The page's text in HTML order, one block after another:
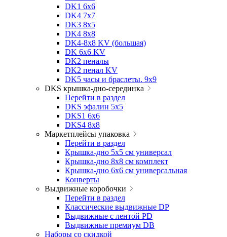
DK1 6x6
DK4 7х7
DK3 8x5
DK4 8x8
DK4-8x8 KV (большая)
DK 6х6 KV
DK2 пеналы
DK2 пенал KV
DK5 часы и браслеты. 9x9
DKS крышка-дно-серединка
Перейти в раздел
DKS эфалин 5x5
DKS1 6x6
DKS4 8x8
Маркетплейсы упаковка
Перейти в раздел
Крышка-дно 5x5 см универсал
Крышка-дно 8x8 см комплект
Крышка-дно 6x6 см универсальная
Конверты
Выдвижные коробочки
Перейти в раздел
Классические выдвижные DP
Выдвижные с лентой PD
Выдвижные премиум DB
Наборы со скидкой